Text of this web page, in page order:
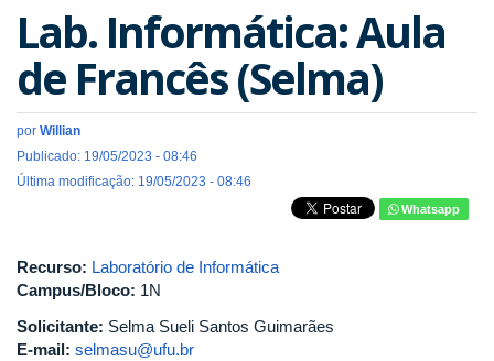
Lab. Informática: Aula
de Francês (Selma)
por Willian
Publicado: 19/05/2023 - 08:46
Última modificação: 19/05/2023 - 08:46
Whatsapp
Recurso: Laboratório de Informática
Campus/Bloco: 1N
Solicitante: Selma Sueli Santos Guimarães
E-mail: selmasu@ufu.br